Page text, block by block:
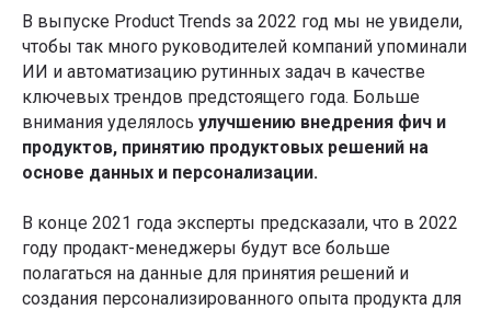
В выпуске Product Trends за 2022 год мы не увидели,
чтобы так много руководителей компаний упоминали
ИИ и автоматизацию рутинных задач в качестве
ключевых трендов предстоящего года. Больше
внимания уделялось улучшению внедрения фич и
продуктов, принятию продуктовых решений на
основе данных и персонализации.
В конце 2021 года эксперты предсказали, что в 2022
году продакт-менеджеры будут все больше
полагаться на данные для принятия решений и
создания персонализированного опыта продукта для